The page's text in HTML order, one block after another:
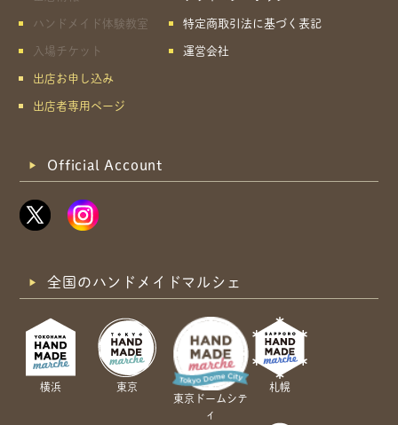
ハンドメイド体験教室
入場チケット
出店お申し込み
出店者専用ページ
特定商取引法に基づく表記
運営会社
Official Account
全国のハンドメイドマルシェ
横浜
東京
東京ドームシテ
ィ
札幌